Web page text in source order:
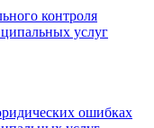
контроля
услуг
ошибках